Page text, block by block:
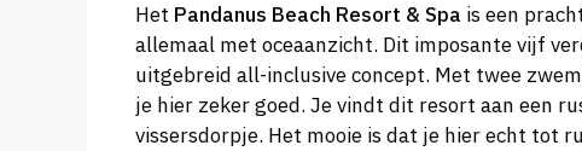
Het Pandanus Beach Resort & Spa is een
allemaal met oceaanzicht. Dit imposante vijf
uitgebreid all-inclusive concept. Met twee
je hier zeker goed. Je vindt dit resort aan een
vissersdorpje. Het mooie is dat je hier echt tot